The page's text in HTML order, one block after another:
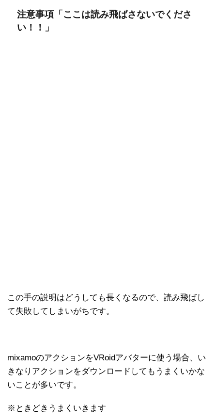
注意事項「ここは読み飛ばさないでくださ
い！！」
この手の説明はどうしても長くなるので、読み飛ばし
て失敗してしまいがちです。
mixamoのアクションをVRoidアバターに使う場合、い
きなりアクションをダウンロードしてもうまくいかな
いことが多いです。
※ときどきうまくいきます